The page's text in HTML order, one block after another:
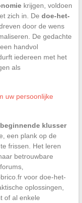
krijgen, voldoen
zich in. De doe-het-
door de wens
De gedachte
handvol
iedereen met het
als
uw persoonlijke
beginnende klusser
een plank op de
frissen. Het leren
betrouwbare
voor doe-het-
oplossingen,
of al enkele